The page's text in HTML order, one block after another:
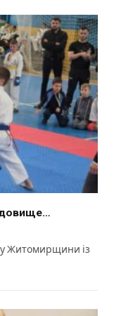
Житомирщини із